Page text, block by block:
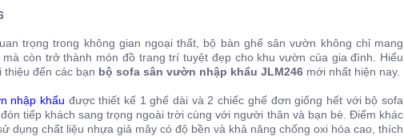
trọng trong không gian ngoại thất, bộ bàn ghế sân vườn không chỉ mang
còn trở thành món đồ trang trí tuyệt đẹp cho khu vườn của gia đình. Hiểu
đến các bạn bộ sofa sân vườn nhập khẩu JLM246 mới nhất hiện nay.
nhập khẩu được thiết kế 1 ghế dài và 2 chiếc ghế đơn giống hết với bộ sofa
tiếp khách sang trọng ngoài trời cùng với người thân và bạn bè. Điểm khác
dụng chất liệu nhựa giả mây có độ bền và khả năng chống oxi hóa cao, thích